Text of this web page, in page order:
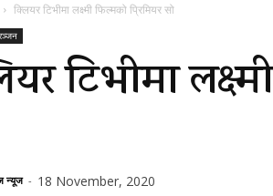
क्लियर टिभीमा लक्ष्मी फिल्मको प्रिमियर सो
टिभीमा
न्यूज - 18 November, 2020